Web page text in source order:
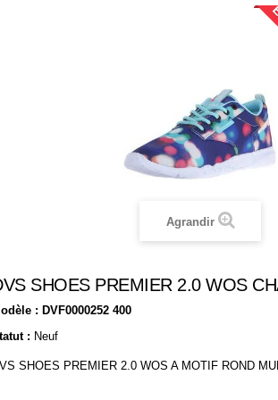
Agrandir
SHOES PREMIER 2.0 WOS
: DVF0000252 400
: Neuf
SHOES PREMIER 2.0 WOS A MOTIF ROND